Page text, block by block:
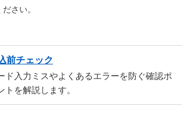
さい。
前チェック
ド入力ミスやよくあるエラーを防ぐ確認ポ
トを解説します。